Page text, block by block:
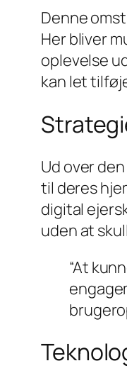
Denne
Her bliver
oplevelse
kan let
Ud over
til deres
digital
uden at
“At